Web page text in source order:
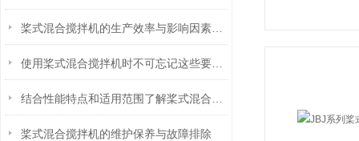
桨式混合搅拌机的维护保养与故障排除